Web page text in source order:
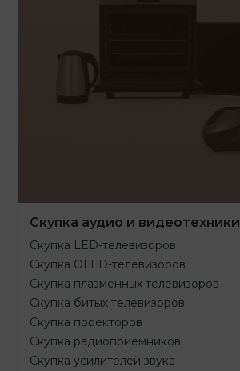
Скупка аудио и видеотехники
Скупка LED-телевизоров
Скупка OLED-телевизоров
Скупка плазменных телевизоров
Скупка битых телевизоров
Скупка проекторов
Скупка радиоприёмников
Скупка усилителей звука